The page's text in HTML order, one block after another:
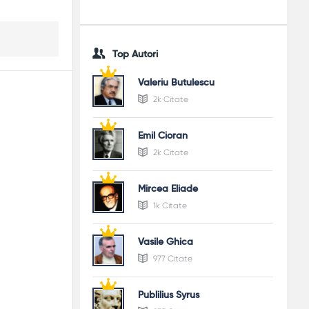
Top Autori
Valeriu Butulescu
2k Citate
Emil Cioran
2k Citate
Mircea Eliade
1k Citate
Vasile Ghica
977 Citate
Publilius Syrus